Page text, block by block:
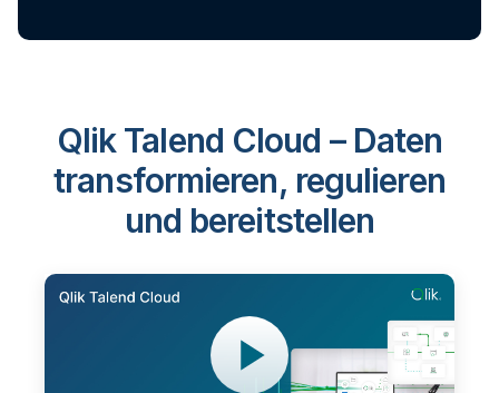
Qlik Talend Cloud – Daten
transformieren, regulieren
und bereitstellen